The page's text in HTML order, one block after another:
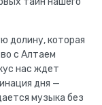
долину, которая
с Алтаем
нас ждет
дня —
музыка без